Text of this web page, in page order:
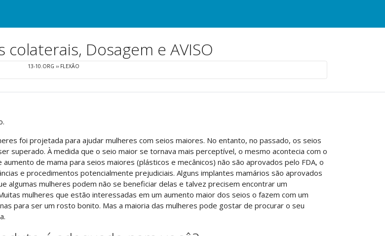
Dosagem e AVISO
13-10.ORG ›› FLEXÃO
foi projetada para ajudar mulheres com seios maiores. No entanto, no passado, os seios
superado. À medida que o seio maior se tornava mais perceptível, o mesmo acontecia com o
de mama para seios maiores (plásticos e mecânicos) não são aprovados pelo FDA, o
e procedimentos potencialmente prejudiciais. Alguns implantes mamários são aprovados
algumas mulheres podem não se beneficiar delas e talvez precisem encontrar um
mulheres que estão interessadas em um aumento maior dos seios o fazem com um
para ser um rosto bonito. Mas a maioria das mulheres pode gostar de procurar o seu